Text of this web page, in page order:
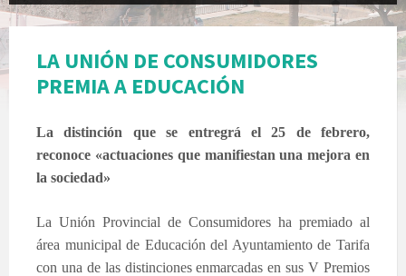
LA UNIÓN DE CONSUMIDORES
PREMIA A EDUCACIÓN
La distinción que se entregrá el 25 de febrero,
reconoce «actuaciones que manifiestan una mejora en
la sociedad»
La Unión Provincial de Consumidores ha premiado al
área municipal de Educación del Ayuntamiento de Tarifa
con una de las distinciones enmarcadas en sus V Premios